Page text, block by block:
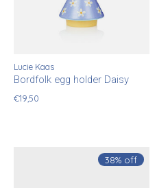
Lucie Kaas
Bordfolk egg holder Daisy
€19,50
38% off